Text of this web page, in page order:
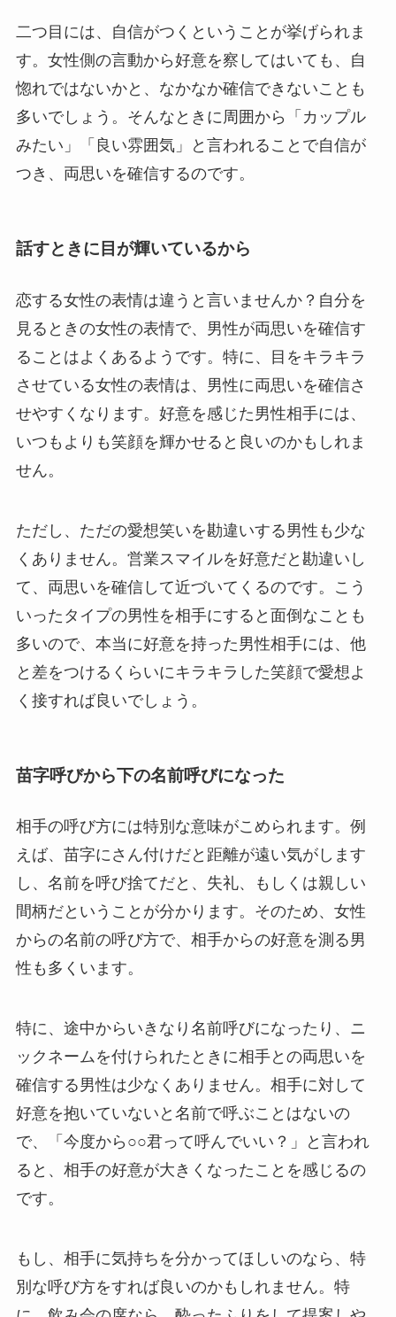
二つ目には、自信がつくということが挙げられま
す。女性側の言動から好意を察してはいても、自
惚れではないかと、なかなか確信できないことも
多いでしょう。そんなときに周囲から「カップル
みたい」「良い雰囲気」と言われることで自信が
つき、両思いを確信するのです。
話すときに目が輝いているから
恋する女性の表情は違うと言いませんか？自分を
見るときの女性の表情で、男性が両思いを確信す
ることはよくあるようです。特に、目をキラキラ
させている女性の表情は、男性に両思いを確信さ
せやすくなります。好意を感じた男性相手には、
いつもよりも笑顔を輝かせると良いのかもしれま
せん。
ただし、ただの愛想笑いを勘違いする男性も少な
くありません。営業スマイルを好意だと勘違いし
て、両思いを確信して近づいてくるのです。こう
いったタイプの男性を相手にすると面倒なことも
多いので、本当に好意を持った男性相手には、他
と差をつけるくらいにキラキラした笑顔で愛想よ
く接すれば良いでしょう。
苗字呼びから下の名前呼びになった
相手の呼び方には特別な意味がこめられます。例
えば、苗字にさん付けだと距離が遠い気がします
し、名前を呼び捨てだと、失礼、もしくは親しい
間柄だということが分かります。そのため、女性
からの名前の呼び方で、相手からの好意を測る男
性も多くいます。
特に、途中からいきなり名前呼びになったり、ニ
ックネームを付けられたときに相手との両思いを
確信する男性は少なくありません。相手に対して
好意を抱いていないと名前で呼ぶことはないの
で、「今度から○○君って呼んでいい？」と言われ
ると、相手の好意が大きくなったことを感じるの
です。
もし、相手に気持ちを分かってほしいのなら、特
別な呼び方をすれば良いのかもしれません。特